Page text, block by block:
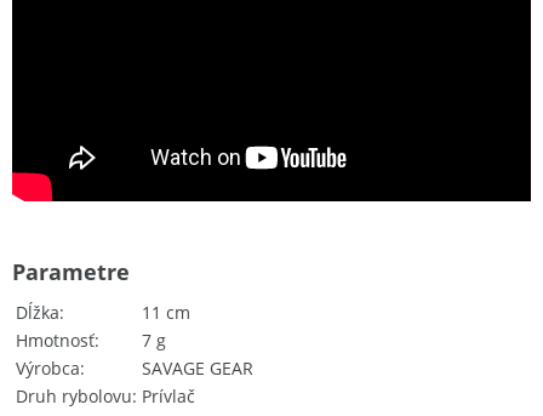
Dĺžka
11 cm
Hmotnosť
7 g
Výrobca
SAVAGE GEAR
Druh rybolovu Prívlač
Parametre